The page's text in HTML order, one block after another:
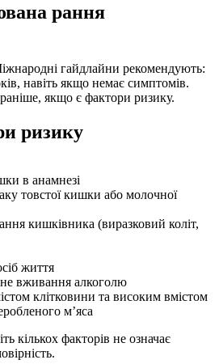
рання
гайдлайни рекомендують:
навіть якщо немає симптомів.
якщо є фактори ризику.
ризику
в анамнезі
товстої кишки або молочної
кишківника (виразковий коліт,
життя
вживання алкоголю
клітковини та високим вмістом
м’яса
кількох факторів не означає